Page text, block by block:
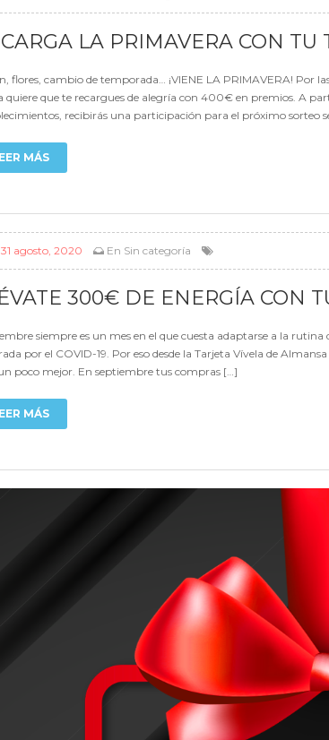
LA PRIMAVERA CON
flores, cambio de temporada… ¡VIENE LA PRIMAVERA! Por
quiere que te recargues de alegría con 400€ en premios. A
recibirás una participación para el próximo sorteo
MÁS
31 agosto, 2020 En Sin categoría
300€ DE ENERGÍA CON
siempre es un mes en el que cuesta adaptarse a la
por el COVID-19. Por eso desde la Tarjeta Vívela de
poco mejor. En septiembre tus compras […]
MÁS